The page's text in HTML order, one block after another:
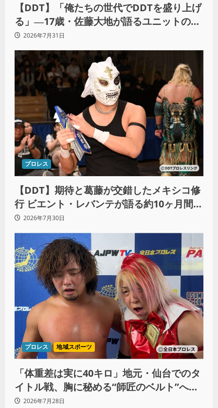
【DDT】「俺たちの世代でDDTを盛り上げ
る」―17歳・佐藤大地が語るユニットの絆
とシングル王座への飽くなき野望
2026年7月31日
プロレス
【DDT】期待と葛藤が交錯したメキシコ修
行 ビエント・レバンテが語る約10ヶ月間の
苦悩「くすぶっている自分に腹を立ててい
る」
2026年7月30日
プロレス 地域スポーツ
「体重差は実に40キロ」地元・仙台でのタ
イトル戦、胸に秘める“師匠のベルト”への
想いと同期決戦への決意
2026年7月28日